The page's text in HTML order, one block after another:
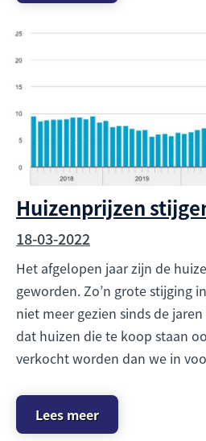
Huizenprijzen
18-03-2022
Het afgelopen jaar zijn de
geworden. Zo’n grote stijging
niet meer gezien sinds de
dat huizen die te koop staan
verkocht worden dan we in
Lees meer